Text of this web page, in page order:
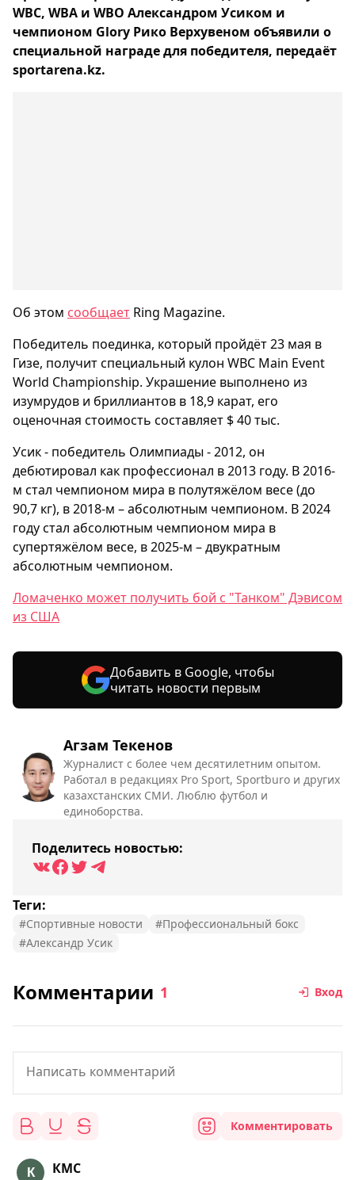
Агзам Текенов
Журналист с более чем десятилетним опытом.
Работал в редакциях Pro Sport, Sportburo и других
казахстанских СМИ. Люблю футбол и
единоборства.
Поделитесь новостью:
Теги:
#Спортивные новости
#Профессиональный бокс
#Александр Усик
WBC, WBA и WBO Александром Усиком и
чемпионом Glory Рико Верхувеном объявили о
специальной награде для победителя, передаёт
sportarena.kz.
Об этом сообщает Ring Magazine.
Победитель поединка, который пройдёт 23 мая в
Гизе, получит специальный кулон WBC Main Event
World Championship. Украшение выполнено из
изумрудов и бриллиантов в 18,9 карат, его
оценочная стоимость составляет $ 40 тыс.
Усик - победитель Олимпиады - 2012, он
дебютировал как профессионал в 2013 году. В 2016-
м стал чемпионом мира в полутяжёлом весе (до
90,7 кг), в 2018-м – абсолютным чемпионом. В 2024
году стал абсолютным чемпионом мира в
супертяжёлом весе, в 2025-м – двукратным
абсолютным чемпионом.
Ломаченко может получить бой с "Танком" Дэвисом
из США
Добавить в Google, чтобы
читать новости первым
Комментарии 1 Вход
Комментировать
КМС